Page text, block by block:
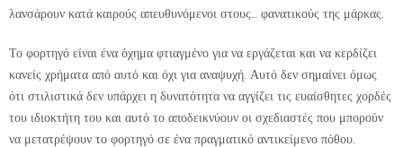
λανσάρουν κατά καιρούς απευθυνόμενοι στους… φανατικούς της μάρκας.
Το φορτηγό είναι ένα όχημα φτιαγμένο για να εργάζεται και να κερδίζει
κανείς χρήματα από αυτό και όχι για αναψυχή. Αυτό δεν σημαίνει όμως
ότι στιλιστικά δεν υπάρχει η δυνατότητα να αγγίζει τις ευαίσθητες χορδές
του ιδιοκτήτη του και αυτό το αποδεικνύουν οι σχεδιαστές που μπορούν
να μετατρέψουν το φορτηγό σε ένα πραγματικό αντικείμενο πόθου.